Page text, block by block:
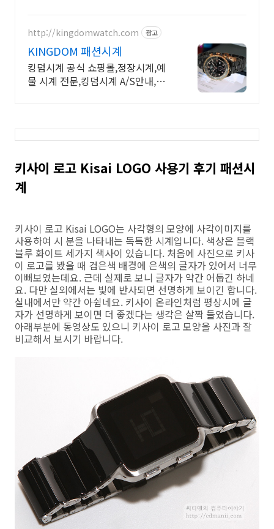
http://kingdomwatch.com 광고
KINGDOM 패션시계
킹덤시계 공식 쇼핑몰,정장시계,예
물 시계 전문,킹덤시계 A/S안내,패
키사이 로고 Kisai LOGO 사용기 후기 패션시
계
키사이 로고 Kisai LOGO는 사각형의 모양에 사각이미지를
사용하여 시 분을 나타내는 독특한 시계입니다. 색상은 블랙
블루 화이트 세가지 색사이 있습니다. 처음에 사진으로 키사
이 로고를 봤을 때 검은색 배경에 은색의 글자가 있어서 너무
이뻐보였는데요. 근데 실제로 보니 글자가 약간 어둡긴 하네
요. 다만 실외에서는 빛에 반사되면 선명하게 보이긴 합니다.
실내에서만 약간 아쉽네요. 키사이 온라인처럼 평상시에 글
자가 선명하게 보이면 더 좋겠다는 생각은 살짝 들었습니다.
아래부분에 동영상도 있으니 키사이 로고 모양을 사진과 잘
비교해서 보시기 바랍니다.